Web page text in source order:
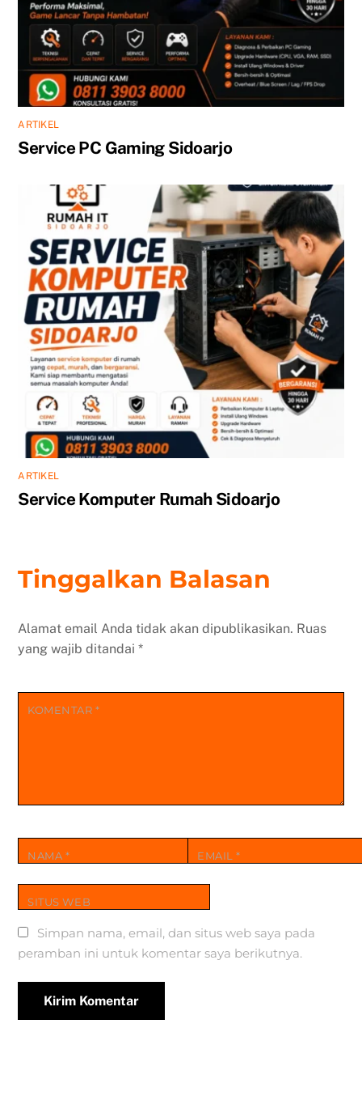
ARTIKEL
Service PC Gaming Sidoarjo
ARTIKEL
Service Komputer Rumah Sidoarjo
Tinggalkan Balasan
Alamat email Anda tidak akan dipublikasikan. Ruas
yang wajib ditandai*
KOMENTAR*
NAMA * EMAIL*
SITUS WEB
Simpan nama, email, dan situs web saya pada
peramban ini untuk komentar saya berikutnya.